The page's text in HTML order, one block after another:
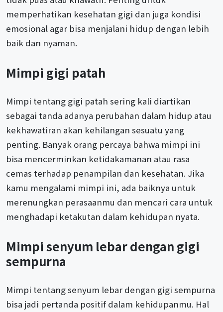
memperhatikan kesehatan gigi dan juga kondisi
emosional agar bisa menjalani hidup dengan lebih
baik dan nyaman.
Mimpi gigi patah
Mimpi tentang gigi patah sering kali diartikan
sebagai tanda adanya perubahan dalam hidup atau
kekhawatiran akan kehilangan sesuatu yang
penting. Banyak orang percaya bahwa mimpi ini
bisa mencerminkan ketidakamanan atau rasa
cemas terhadap penampilan dan kesehatan. Jika
kamu mengalami mimpi ini, ada baiknya untuk
merenungkan perasaanmu dan mencari cara untuk
menghadapi ketakutan dalam kehidupan nyata.
Mimpi senyum lebar dengan gigi
sempurna
Mimpi tentang senyum lebar dengan gigi sempurna
bisa jadi pertanda positif dalam kehidupanmu. Hal